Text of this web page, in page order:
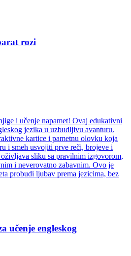
rozi
učenje engleskog